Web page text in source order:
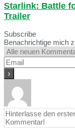
Starlink: Battle
Trailer
Subscribe
Benachrichtige mich